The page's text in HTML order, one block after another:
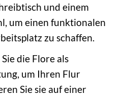
und einem
um einen funktionalen
zu schaffen.
die Flore als
um Ihren Flur
Sie sie auf einer